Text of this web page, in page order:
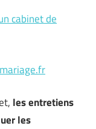
cabinet de
les entretiens
les